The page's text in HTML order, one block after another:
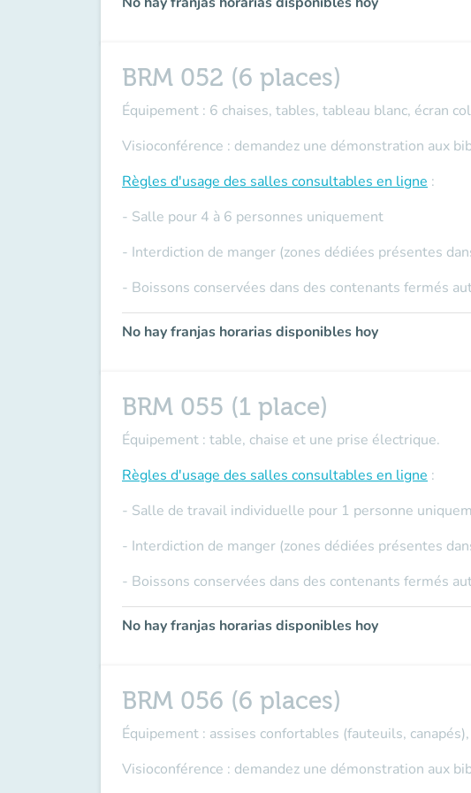
BRM 052 (6 places)
Équipement : 6 chaises, tables, tableau blanc, écran
Visioconférence : demandez une démonstration aux
Règles d'usage des salles consultables en ligne :
- Salle pour 4 à 6 personnes uniquement
- Interdiction de manger (zones dédiées présentes
- Boissons conservées dans des contenants fermés
No hay franjas horarias disponibles hoy
BRM 055 (1 place)
Équipement : table, chaise et une prise électrique.
Règles d'usage des salles consultables en ligne :
- Salle de travail individuelle pour 1 personne
- Interdiction de manger (zones dédiées présentes
- Boissons conservées dans des contenants fermés
No hay franjas horarias disponibles hoy
BRM 056 (6 places)
Équipement : assises confortables (fauteuils,
Visioconférence : demandez une démonstration aux